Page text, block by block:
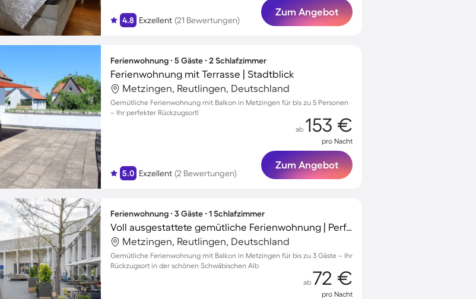
4.8 Exzellent (21 Bewertungen)
Zum Angebot
Ferienwohnung ∙ 5 Gäste ∙ 2 Schlafzimmer
Ferienwohnung mit Terrasse | Stadtblick
Metzingen, Reutlingen, Deutschland
Gemütliche Ferienwohnung mit Balkon in Metzingen für bis zu 5 Personen
– Ihr perfekter Rückzugsort!
5.0 Exzellent (2 Bewertungen)
ab 153 €
pro Nacht
Zum Angebot
Ferienwohnung ∙ 3 Gäste ∙ 1 Schlafzimmer
Voll ausgestattete gemütliche Ferienwohnung | Perfekt für die Arbeit von Zuhause
Metzingen, Reutlingen, Deutschland
Gemütliche Ferienwohnung mit Balkon in Metzingen für bis zu 3 Gäste – Ihr
Rückzugsort in der schönen Schwäbischen Alb
ab 72 €
pro Nacht